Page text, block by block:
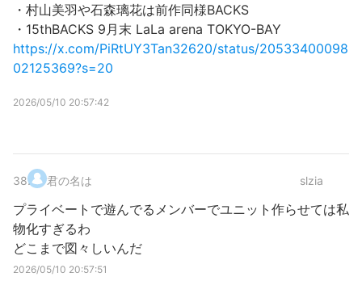
・村山美羽や石森璃花は前作同様BACKS
・15thBACKS 9月末 LaLa arena TOKYO-BAY
https://x.com/PiRtUY3Tan32620/status/20533400098
02125369?s=20
2026/05/10 20:57:42
38. 君の名は slzia
プライベートで遊んでるメンバーでユニット作らせては私
物化すぎるわ
どこまで図々しいんだ
2026/05/10 20:57:51